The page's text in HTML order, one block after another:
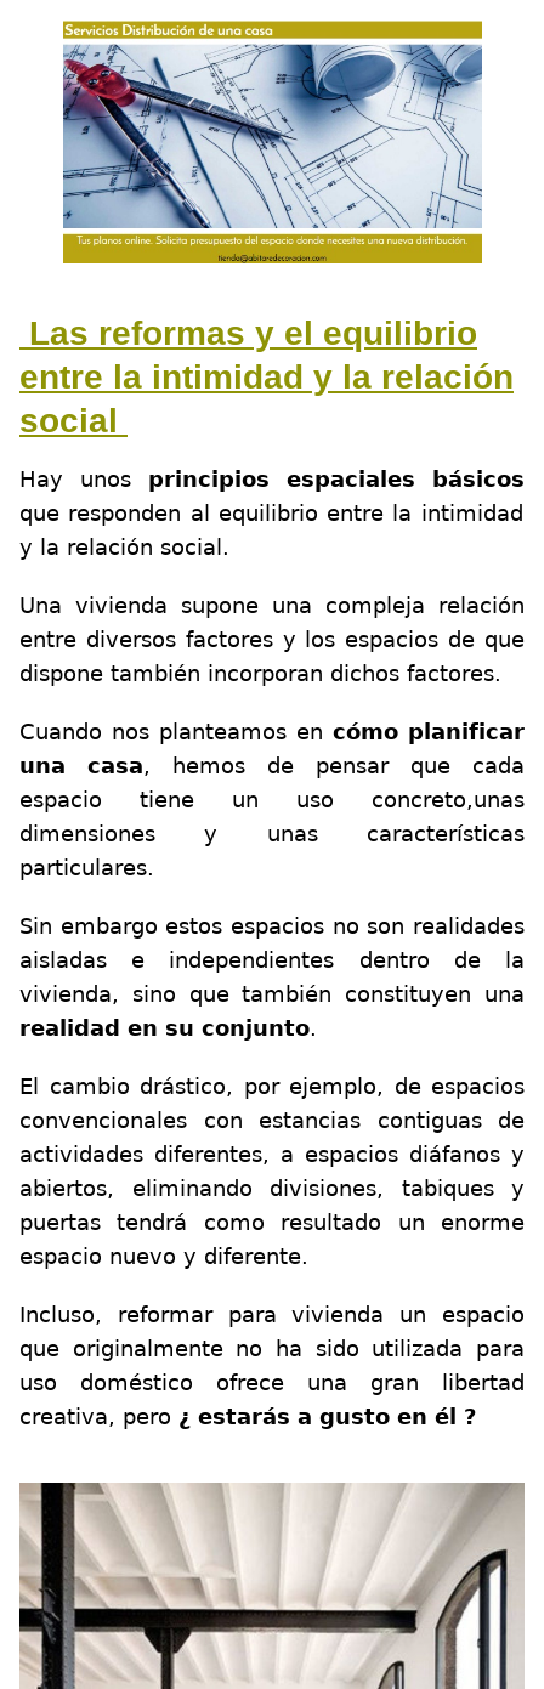
Las reformas y el equilibrio
entre la intimidad y la relación
social
Hay unos principios espaciales básicos
que responden al equilibrio entre la intimidad
y la relación social.
Una vivienda supone una compleja relación
entre diversos factores y los espacios de que
dispone también incorporan dichos factores.
Cuando nos planteamos en cómo planificar
una casa, hemos de pensar que cada
espacio tiene un uso concreto,unas
dimensiones y unas características
particulares.
Sin embargo estos espacios no son realidades
aisladas e independientes dentro de la
vivienda, sino que también constituyen una
realidad en su conjunto.
El cambio drástico, por ejemplo, de espacios
convencionales con estancias contiguas de
actividades diferentes, a espacios diáfanos y
abiertos, eliminando divisiones, tabiques y
puertas tendrá como resultado un enorme
espacio nuevo y diferente.
Incluso, reformar para vivienda un espacio
que originalmente no ha sido utilizada para
uso doméstico ofrece una gran libertad
creativa, pero ¿ estarás a gusto en él ?